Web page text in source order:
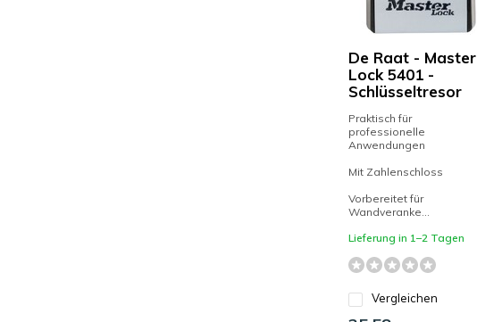
De Raat - Master
Lock 5401 -
Schlüsseltresor
Praktisch für
professionelle
Anwendungen
Mit Zahlenschloss
Vorbereitet für
Wandveranke...
Lieferung in 1–2 Tagen
Vergleichen